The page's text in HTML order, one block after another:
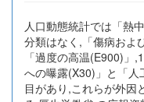
人口動態統計では「熱
分類はなく,「傷病およ
「過度の高温(E900)」
への曝露(X30)」と「
目があり,これらが外因